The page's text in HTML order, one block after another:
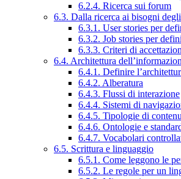
6.2.4. Ricerca sui forum
6.3. Dalla ricerca ai bisogni
6.3.1. User stories per
6.3.2. Job stories per
6.3.3. Criteri di
6.4. Architettura
6.4.1. Definire
6.4.2. Alberatura
6.4.3. Flussi di interazione
6.4.4. Sistemi di
6.4.5. Tipologie di
6.4.6. Ontologie e
6.4.7. Vocabolari
6.5. Scrittura e linguaggio
6.5.1. Come leggono le
6.5.2. Le regole per un